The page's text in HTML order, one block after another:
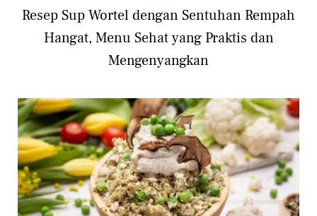
Resep Sup Wortel dengan Sentuhan Rempah
Hangat, Menu Sehat yang Praktis dan
Mengenyangkan